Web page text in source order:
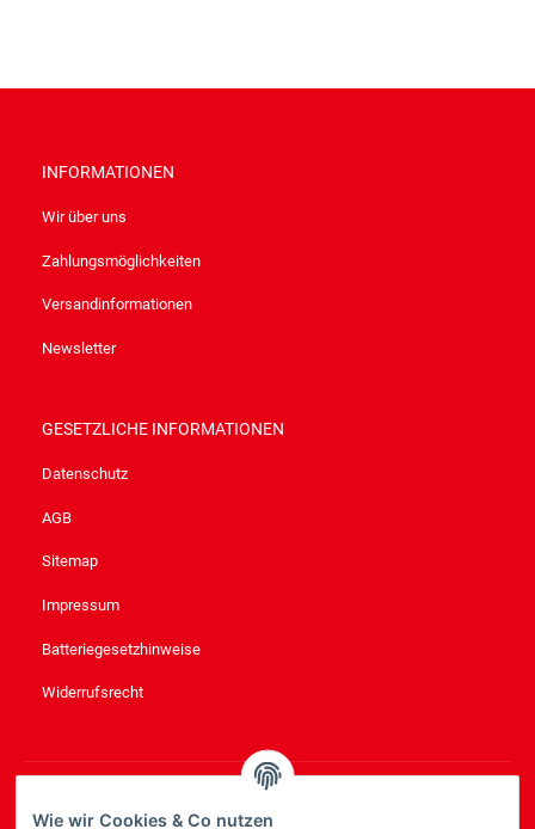
INFORMATIONEN
Wir über uns
Zahlungsmöglichkeiten
Versandinformationen
Newsletter
GESETZLICHE INFORMATIONEN
Datenschutz
AGB
Sitemap
Impressum
Batteriegesetzhinweise
Widerrufsrecht
NEWSLETTER ABONNIEREN
Wie wir Cookies & Co nutzen